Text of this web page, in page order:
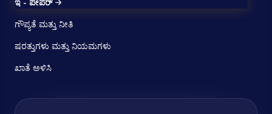
ಗೌಪ್ಯತೆ ಮತ್ತು ನೀತಿ
ಷರತ್ತುಗಳು ಮತ್ತು ನಿಯಮಗಳು
ಖಾತೆ ಅಳಿಸಿ